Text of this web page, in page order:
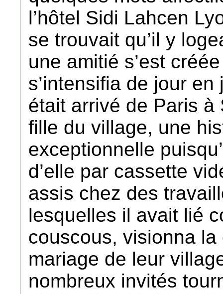
l’hôtel Sidi Lahcen
se trouvait qu’il y
une amitié s’est
s’intensifia de jour en
était arrivé de Paris à
fille du village, une
exceptionnelle
d’elle par cassette
assis chez des
lesquelles il avait lié
couscous, visionna la
mariage de leur
nombreux invités